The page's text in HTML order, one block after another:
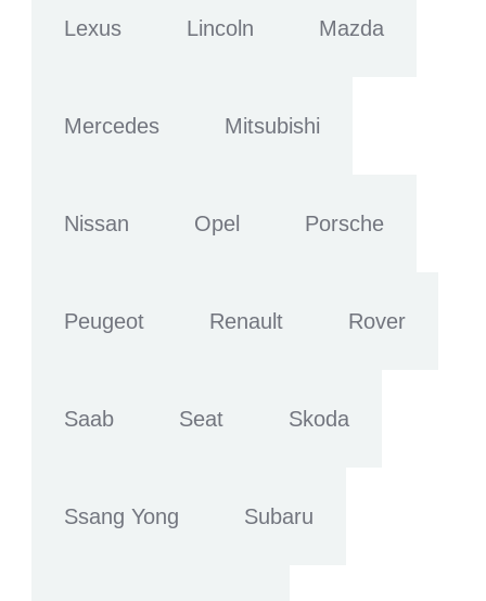
Lexus Lincoln Mazda
Mercedes Mitsubishi
Nissan Opel Porsche
Peugeot Renault Rover
Saab Seat Skoda
Ssang Yong Subaru